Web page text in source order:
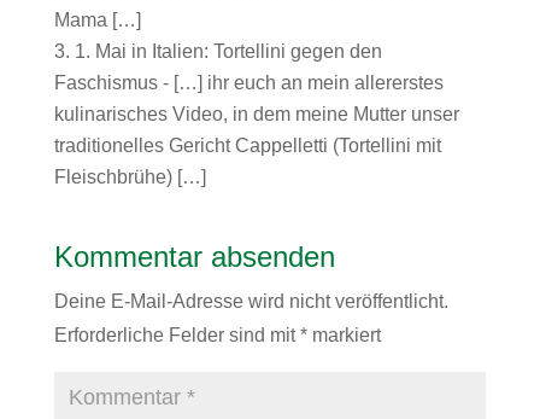
Mama […]
1. Mai in Italien: Tortellini gegen den
Faschismus- […] ihr euch an mein allererstes
kulinarisches Video, in dem meine Mutter unser
traditionelles Gericht Cappelletti (Tortellini mit
Fleischbrühe) […]
Kommentar absenden
Deine E-Mail-Adresse wird nicht veröffentlicht.
Erforderliche Felder sind mit*markiert